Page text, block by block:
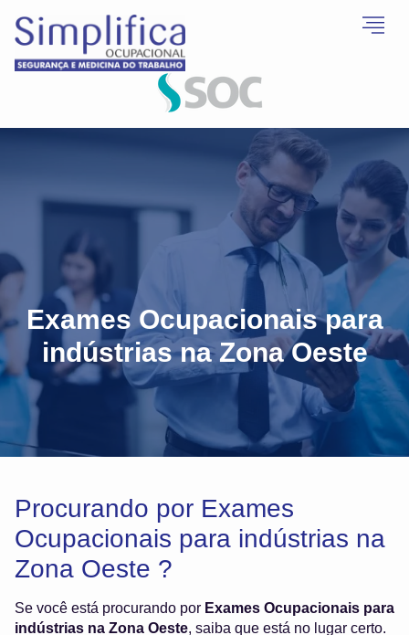
Exames Ocupacionais para
indústrias na Zona Oeste
Procurando por Exames
Ocupacionais para indústrias na
Zona Oeste ?
Se você está procurando por Exames Ocupacionais para
indústrias na Zona Oeste, saiba que está no lugar certo.